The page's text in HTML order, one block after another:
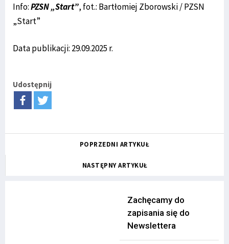
Info:PZSN „Start”, fot.: Bartłomiej Zborowski / PZSN
„Start”
Data publikacji: 29.09.2025 r.
Udostępnij
POPRZEDNI ARTYKUŁ
NASTĘPNY ARTYKUŁ
Zachęcamy do
zapisania się do
Newslettera